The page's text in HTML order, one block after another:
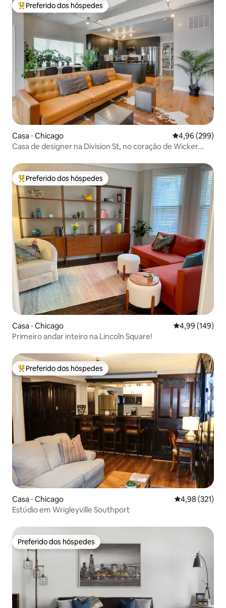
Entre os melhores preferidos dos hóspedes
Preferido dos hóspedes
Casa ⋅ Chicago 4,96 de uma
4,96 (299)
Casa de designer na Division St, no coração de Wicker
Entre os melhores preferidos dos hóspedes
Preferido dos hóspedes
Casa ⋅ Chicago 4,99 de uma
4,99 (149)
Primeiro andar inteiro na Lincoln Square!
Entre os melhores preferidos dos hóspedes
Preferido dos hóspedes
Casa ⋅ Chicago 4,98 de uma
4,98 (321)
Estúdio em Wrigleyville Southport
Preferido dos hóspedes
Preferido dos hóspedes